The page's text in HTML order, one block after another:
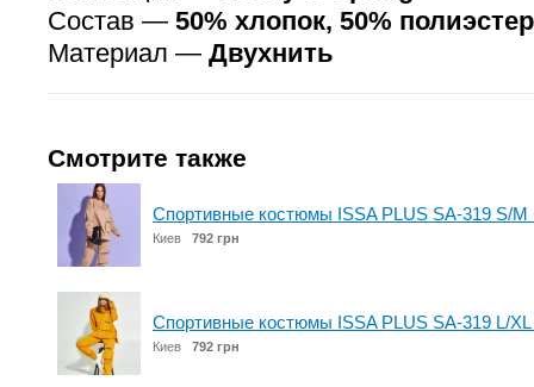
Состав — 50% хлопок, 50% полиэстер
Материал — Двухнить
Смотрите также
Спортивные костюмы ISSA PLUS SA-319 S/
Киев 792 грн
Спортивные костюмы ISSA PLUS SA-319 L/XL
Киев 792 грн